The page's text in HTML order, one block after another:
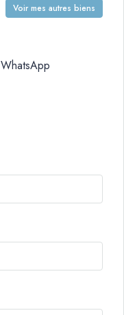
Voir mes autres biens
WhatsApp